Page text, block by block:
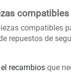
compatibles
compatibles
repuestos de
recambios que